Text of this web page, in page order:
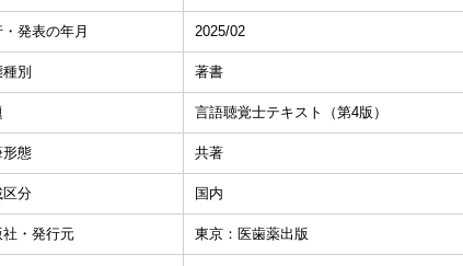
発表の年月 2025/02
別 著書
言語聴覚士テキスト（第4版）
形態 共著
区分 国内
社・発行元 東京：医歯薬出版